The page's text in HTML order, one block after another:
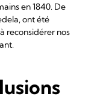
en 1840. De
ont été
reconsidérer nos